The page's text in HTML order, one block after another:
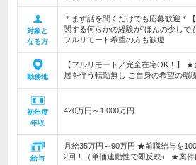
対象と
なる方
＊まず話を聞くだけでも応募歓迎＊
関する何らかの経験が“ほんの少しで
フルリモート希望の方も歓迎
勤務地
【フルリモート／完全在宅OK！】
居を伴う転勤無し ご自身の希望の環
初年度
年収
420万円～1,000万円
給与
月給35万円～90万円 ★前職給与を
2回！（単価連動性で即反映） ★案件